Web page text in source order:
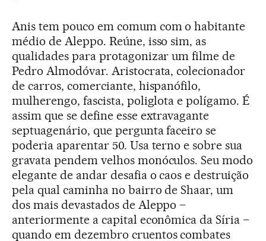
Anis tem pouco em comum com o habitante
médio de Aleppo. Reúne, isso sim, as
qualidades para protagonizar um filme de
Pedro Almodóvar. Aristocrata, colecionador
de carros, comerciante, hispanófilo,
mulherengo, fascista, poliglota e polígamo. É
assim que se define esse extravagante
septuagenário, que pergunta faceiro se
poderia aparentar 50. Usa terno e sobre sua
gravata pendem velhos monóculos. Seu modo
elegante de andar desafia o caos e destruição
pela qual caminha no bairro de Shaar, um
dos mais devastados de Aleppo –
anteriormente a capital econômica da Síria –
quando em dezembro cruentos combates